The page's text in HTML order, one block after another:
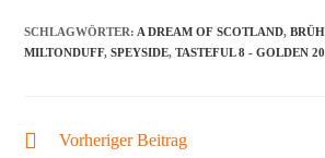
SCHLAGWÖRTER: A DREAM OF SCOTLAND,
MILTONDUFF, SPEYSIDE, TASTEFUL 8 - GOLDEN
Vorheriger Beitrag